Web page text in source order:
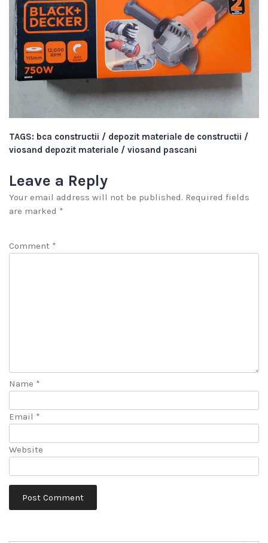
TAGS: bca constructii / depozit materiale de constructii /
viosand depozit materiale / viosand pascani
Leave a Reply
Your email address will not be published. Required fields
are marked *
Comment *
Name *
Email *
Website